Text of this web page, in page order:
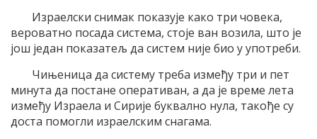
Израелски снимак показује како три човека,
вероватно посада система, стоје ван возила, што је
још један показатељ да систем није био у употреби.
Чињеница да систему треба између три и пет
минута да постане оперативан, а да је време лета
између Израела и Сирије буквално нула, такође су
доста помогли израелским снагама.